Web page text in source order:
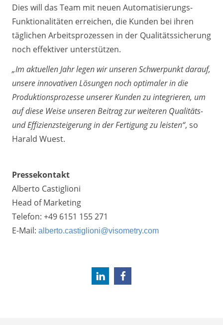
Dies will das Team mit neuen Automatisierungs-
Funktionalitäten erreichen, die Kunden bei ihren
täglichen Arbeitsprozessen in der Qualitätssicherung
noch effektiver unterstützen.
„Im aktuellen Jahr legen wir unseren Schwerpunkt darauf,
unsere innovativen Lösungen noch optimaler in die
Produktionsprozesse unserer Kunden zu integrieren, um
auf diese Weise unseren Beitrag zur weiteren Qualitäts-
und Effizienzsteigerung in der Fertigung zu leisten“, so
Harald Wuest.
Pressekontakt
Alberto Castiglioni
Head of Marketing
Telefon: +49 6151 155 271
E-Mail: alberto.castiglioni@visometry.com